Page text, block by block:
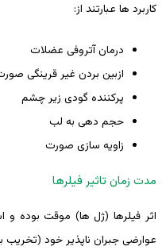
کاربرد ها عبارتند از:
درمان آتروفی عضلات
ازبین بردن غیر قرینگی
پرکننده گودی زیر چشم
حجم دهی به لب
زاویه سازی صورت
مدت زمان تاثیر فیلرها
اثر فیلرها (ژل ها) موقت بوده و
عوارضی جبران ناپذیر خود